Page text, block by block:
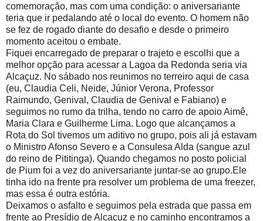
comemoração, mas com uma condição: o aniversariante
teria que ir pedalando até o local do evento. O homem não
se fez de rogado diante do desafio e desde o primeiro
momento aceitou o embate.
Fiquei encarregado de preparar o trajeto e escolhi que a
melhor opção para acessar a Lagoa da Redonda seria via
Alcaçuz. No sábado nos reunimos no terreiro aqui de casa
(eu, Claudia Celi, Neide, Júnior Verona, Professor
Raimundo, Genival, Claudia de Genival e Fabiano) e
seguimos no rumo da trilha, tendo no carro de apoio Aimê,
Maria Clara e Guilherme Lima. Logo que alcançamos a
Rota do Sol tivemos um aditivo no grupo, pois ali já estavam
o Ministro Afonso Severo e a Consulesa Alda (sangue azul
do reino de Pititinga). Quando chegamos no posto policial
de Pium foi a vez do aniversariante juntar-se ao grupo.Ele
tinha ido na frente pra resolver um problema de uma freezer,
mas essa é outra estória.
Deixamos o asfalto e seguimos pela estrada que passa em
frente ao Presídio de Alcaçuz e no caminho encontramos a